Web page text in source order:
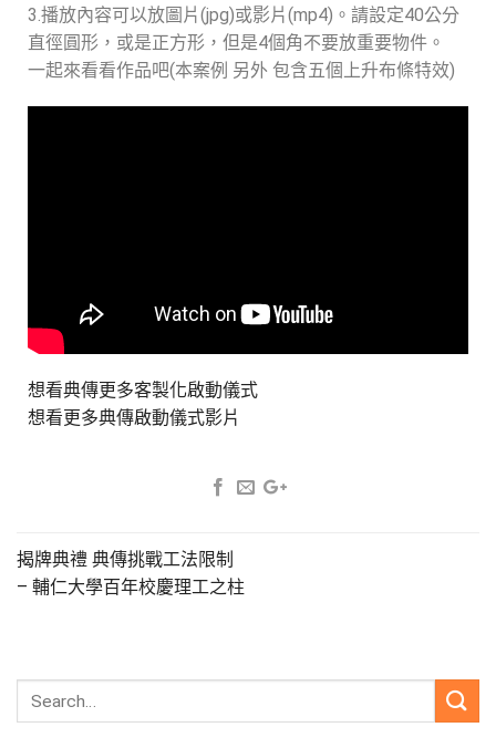
3.播放內容可以放圖片(jpg)或影片(mp4)。請設定40公分
直徑圓形，或是正方形，但是4個角不要放重要物件。
一起來看看作品吧(本案例 另外 包含五個上升布條特效)
想看典傳更多客製化啟動儀式
想看更多典傳啟動儀式影片
揭牌典禮 典傳挑戰工法限制
– 輔仁大學百年校慶理工之柱